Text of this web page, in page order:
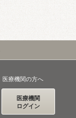
医療機関の方へ
医療機関
ログイン